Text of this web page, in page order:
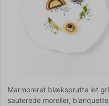
Marmoreret blæksprutte let
sauterede moreller,